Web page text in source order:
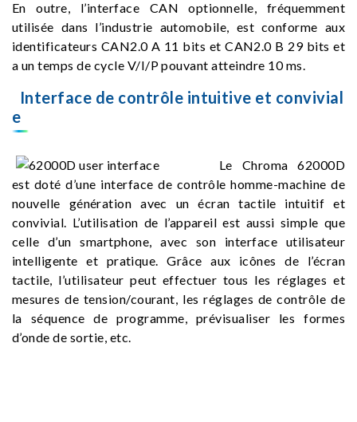
En outre, l’interface CAN optionnelle, fréquemment
utilisée dans l’industrie automobile, est conforme aux
identificateurs CAN2.0 A 11 bits et CAN2.0 B 29 bits et
a un temps de cycle V/I/P pouvant atteindre 10 ms.
Interface de contrôle intuitive et convivial
e
Le Chroma 62000D
est doté d’une interface de contrôle homme-machine de
nouvelle génération avec un écran tactile intuitif et
convivial. L’utilisation de l’appareil est aussi simple que
celle d’un smartphone, avec son interface utilisateur
intelligente et pratique. Grâce aux icônes de l’écran
tactile, l’utilisateur peut effectuer tous les réglages et
mesures de tension/courant, les réglages de contrôle de
la séquence de programme, prévisualiser les formes
d’onde de sortie, etc.